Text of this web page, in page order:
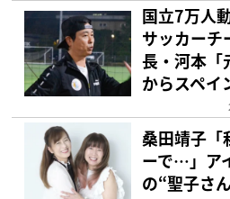
国立7万人
サッカーチ
長・河本「
からスペイ
桑田靖子「
ーで…」ア
の“聖子さ